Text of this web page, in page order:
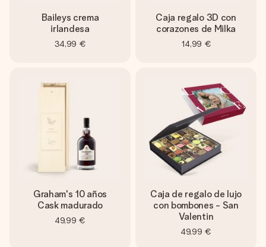
Baileys crema
irlandesa
34,99 €
Caja regalo 3D con
corazones de Milka
14,99 €
Graham's 10 años
Cask madurado
49,99 €
Caja de regalo de lujo
con bombones - San
Valentin
49,99 €